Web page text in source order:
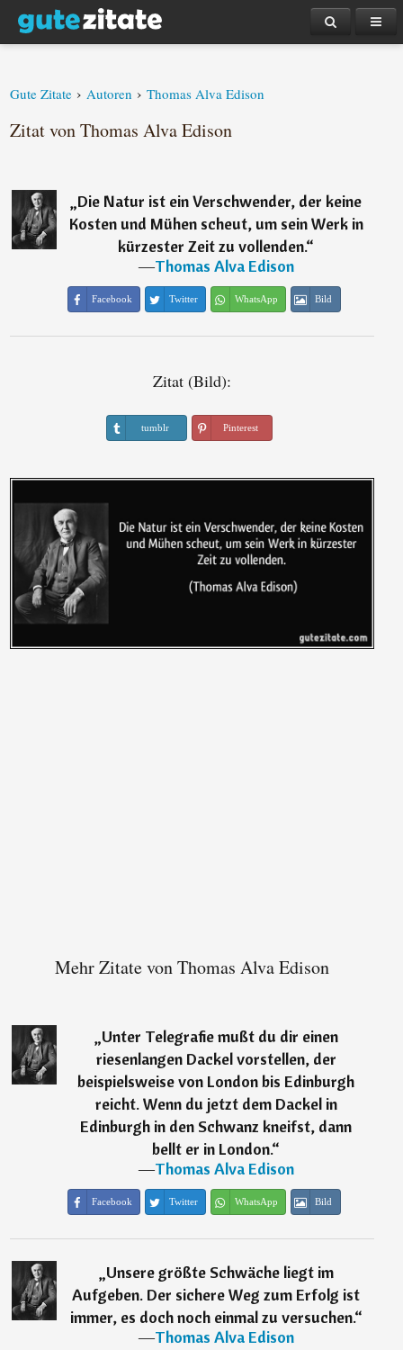
Gute Zitate › Autoren › Thomas Alva Edison
Zitat von Thomas Alva Edison
„Die Natur ist ein Verschwender, der keine
Kosten und Mühen scheut, um sein Werk in
kürzester Zeit zu vollenden.“
―Thomas Alva Edison
Facebook Twitter WhatsApp Bild
Zitat (Bild):
tumblr Pinterest
Mehr Zitate von Thomas Alva Edison
„Unter Telegrafie mußt du dir einen
riesenlangen Dackel vorstellen, der
beispielsweise von London bis Edinburgh
reicht. Wenn du jetzt dem Dackel in
Edinburgh in den Schwanz kneifst, dann
bellt er in London.“
―Thomas Alva Edison
Facebook Twitter WhatsApp Bild
„Unsere größte Schwäche liegt im
Aufgeben. Der sichere Weg zum Erfolg ist
immer, es doch noch einmal zu versuchen.“
―Thomas Alva Edison